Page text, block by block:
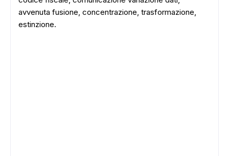
avvenuta fusione, concentrazione, trasformazione,
estinzione.